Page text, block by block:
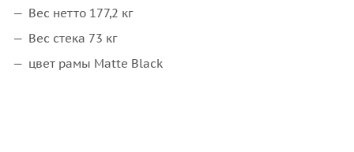
Вес нетто 177,2 кг
Вес стека 73 кг
цвет рамы Matte Black